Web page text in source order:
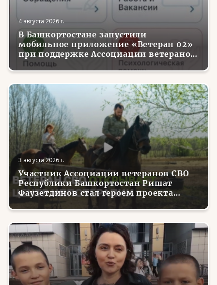
4 августа 2026 г.
В Башкортостане запустили
мобильное приложение «Ветеран 02»
при поддержке Ассоциации ветеранов
СВО
3 августа 2026 г.
Участник Ассоциации ветеранов СВО
Республики Башкортостан Ришат
Фаузетдинов стал героем проекта
телеканала RT.Док «Держи удар! С
Николаем Валуевым»